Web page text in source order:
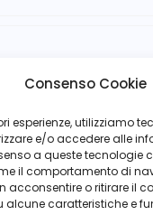
Consenso Cookie
esperienze, utilizziamo
e/o accedere alle
a queste tecnologie
il comportamento di
acconsentire o ritirare il
alcune caratteristiche e